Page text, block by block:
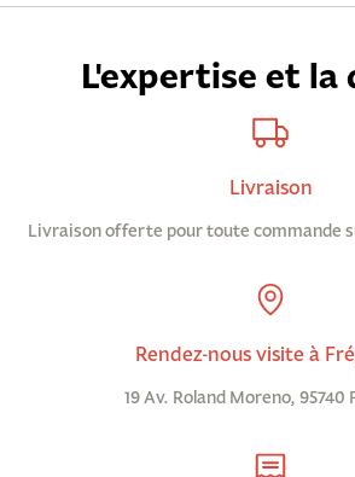
L'expertise et la
Livraison
Livraison offerte pour toute commande
Rendez-nous visite à
19 Av. Roland Moreno, 95740